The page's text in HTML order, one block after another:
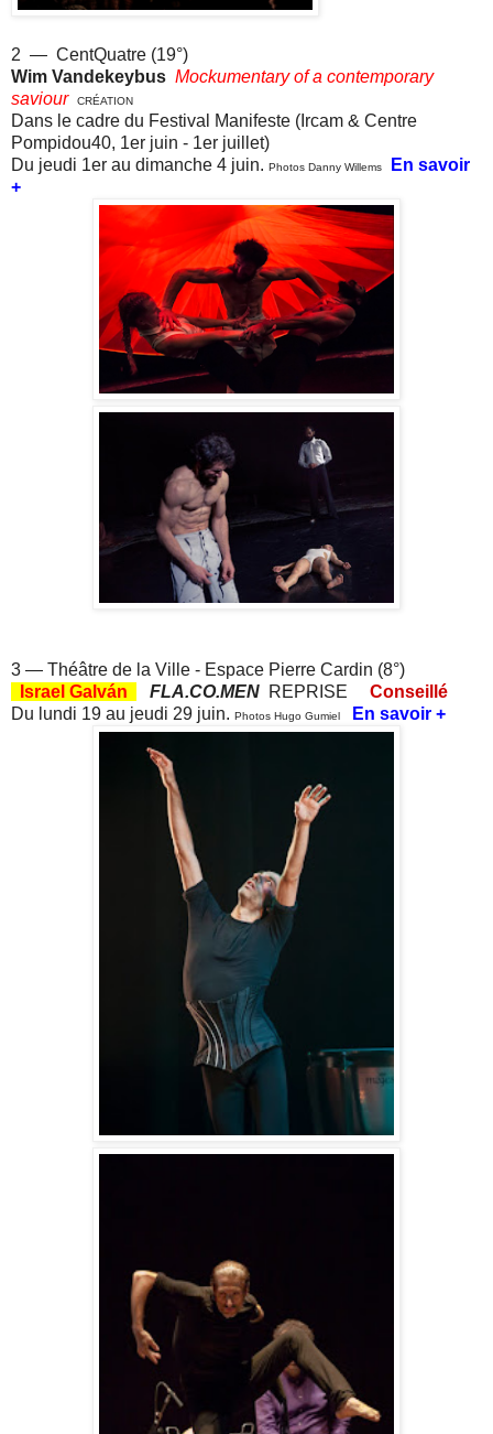
2 — CentQuatre (19°)
Wim Vandekeybus Mockumentary of a contemporary
saviour
CRÉATION
Dans le cadre du Festival Manifeste ( Ircam & Centre
Pompidou40, 1er juin - 1er juillet)
Du jeudi 1er au dimanche 4 juin. Photos Danny Willems
En savoir
+
3 — Théâtre de la Ville - Espace Pierre Cardin (8°)
Israel Galván
FLA.CO.MEN REPRISE Conseillé
Du lundi 19 au jeudi 29 juin. Photos Hugo Gumiel En savoir +